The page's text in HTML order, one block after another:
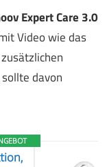
Expert Care 3.0
Video wie das
davon